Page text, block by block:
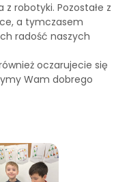
robotyki. Pozostałe z
a tymczasem
radość naszych
oczarujecie się
Wam dobrego